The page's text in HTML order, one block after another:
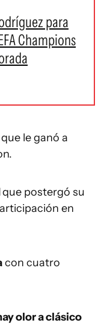
para
Champions
que le ganó a
que postergó su
en
con cuatro
olor a clásico